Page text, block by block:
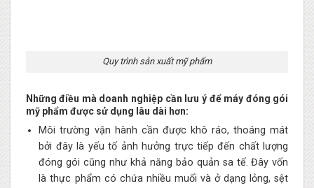
Quy trình sản xuất mỹ phẩm
Những điều mà doanh nghiệp cần lưu ý để máy đóng gói
mỹ phẩm được sử dụng lâu dài hơn:
Môi trường vận hành cần được khô ráo, thoáng mát
bởi đây là yếu tố ảnh hưởng trực tiếp đến chất lượng
đóng gói cũng như khả năng bảo quản sa tế. Đây vốn
là thực phẩm có chứa nhiều muối và ở dạng lỏng, sệt